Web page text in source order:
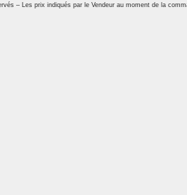
– Les prix indiqués par le Vendeur au moment de la